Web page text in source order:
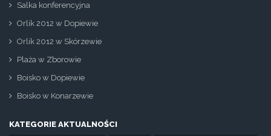
Salka konferencyjna
Orlik 2012 w Dopiewie
Orlik 2012 w Skórzewie
Plaża w Zborowie
Boisko w Dopiewie
Boisko w Konarzewie
KATEGORIE AKTUALNOŚCI